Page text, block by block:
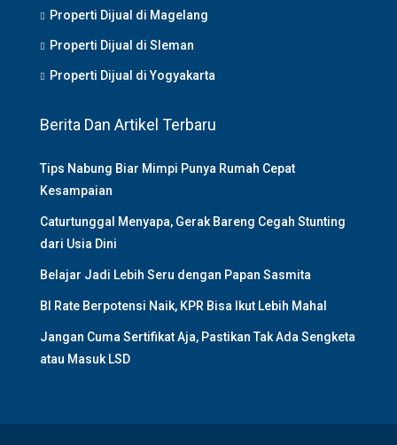
Properti Dijual di Magelang
Properti Dijual di Sleman
Properti Dijual di Yogyakarta
Berita Dan Artikel Terbaru
Tips Nabung Biar Mimpi Punya Rumah Cepat
Kesampaian
Caturtunggal Menyapa, Gerak Bareng Cegah Stunting
dari Usia Dini
Belajar Jadi Lebih Seru dengan Papan Sasmita
BI Rate Berpotensi Naik, KPR Bisa Ikut Lebih Mahal
Jangan Cuma Sertifikat Aja, Pastikan Tak Ada Sengketa
atau Masuk LSD